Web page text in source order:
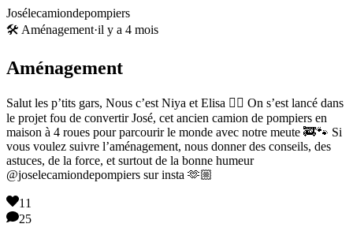
Josélecamiondepompiers
🛠️ Aménagement·il y a 4 mois
Aménagement
Salut les p’tits gars, Nous c’est Niya et Elisa ✌🏼 On s’est lancé dans
le projet fou de convertir José, cet ancien camion de pompiers en
maison à 4 roues pour parcourir le monde avec notre meute 🚒🐾 Si
vous voulez suivre l’aménagement, nous donner des conseils, des
astuces, de la force, et surtout de la bonne humeur
@joselecamiondepompiers sur insta 🫶🏼
11
25